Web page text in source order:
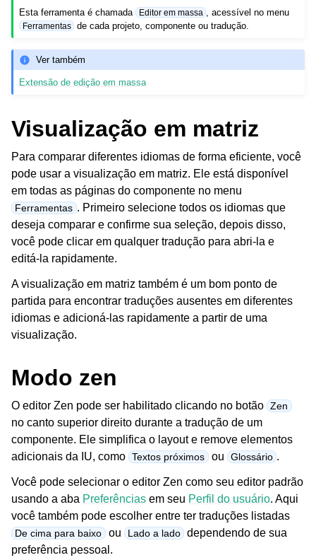
Esta ferramenta é chamada Editor em massa , acessível no menu
Ferramentas de cada projeto, componente ou tradução.
Ver também
Extensão de edição em massa
Visualização em matriz
Para comparar diferentes idiomas de forma eficiente, você
pode usar a visualização em matriz. Ele está disponível
em todas as páginas do componente no menu
Ferramentas . Primeiro selecione todos os idiomas que
deseja comparar e confirme sua seleção, depois disso,
você pode clicar em qualquer tradução para abri-la e
editá-la rapidamente.
A visualização em matriz também é um bom ponto de
partida para encontrar traduções ausentes em diferentes
idiomas e adicioná-las rapidamente a partir de uma
visualização.
Modo zen
O editor Zen pode ser habilitado clicando no botão Zen
no canto superior direito durante a tradução de um
componente. Ele simplifica o layout e remove elementos
adicionais da IU, como Textos próximos ou Glossário .
Você pode selecionar o editor Zen como seu editor padrão
usando a aba Preferências em seu Perfil do usuário. Aqui
você também pode escolher entre ter traduções listadas
De cima para baixo ou Lado a lado dependendo de sua
preferência pessoal.